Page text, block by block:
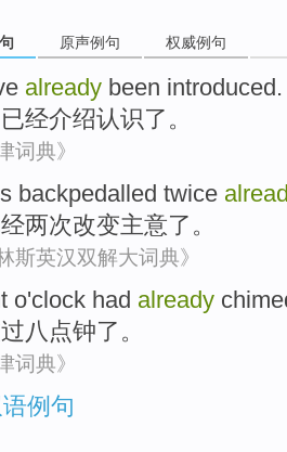
原声例句 权威例句
already been introduced .
已经介绍认识了 。
词典》
backpedalled twice
两次改变主意了。
斯英汉双解大词典》
o'clock had already
八点钟了。
词典》
例句